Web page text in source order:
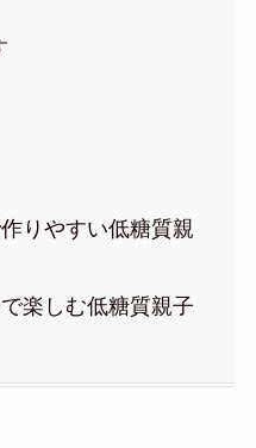
りやすい低糖質親
楽しむ低糖質親子